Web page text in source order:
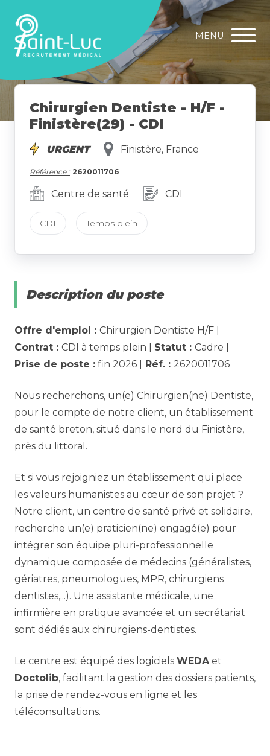
MENU
Chirurgien Dentiste - H/F -
Finistère(29) - CDI
URGENT Finistère, France
Référence : 2620011706
Centre de santé CDI
CDI Temps plein
Description du poste
Offre d'emploi : Chirurgien Dentiste H/F |
Contrat : CDI à temps plein | Statut : Cadre |
Prise de poste : fin 2026 | Réf. : 2620011706
Nous recherchons, un(e) Chirurgien(ne) Dentiste,
pour le compte de notre client, un établissement
de santé breton, situé dans le nord du Finistère,
près du littoral.
Et si vous rejoigniez un établissement qui place
les valeurs humanistes au cœur de son projet ?
Notre client, un centre de santé privé et solidaire,
recherche un(e) praticien(ne) engagé(e) pour
intégrer son équipe pluri-professionnelle
dynamique composée de médecins (généralistes,
gériatres, pneumologues, MPR, chirurgiens
dentistes,...). Une assistante médicale, une
infirmière en pratique avancée et un secrétariat
sont dédiés aux chirurgiens-dentistes.
Le centre est équipé des logiciels WEDAet
Doctolib, facilitant la gestion des dossiers patients,
la prise de rendez-vous en ligne et les
téléconsultations.